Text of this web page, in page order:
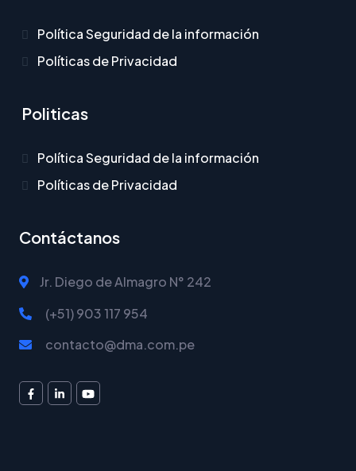
Política Seguridad de la información
Políticas de Privacidad
Politicas
Política Seguridad de la información
Políticas de Privacidad
Contáctanos
Jr. Diego de Almagro N° 242
(+51) 903 117 954
contacto@dma.com.pe